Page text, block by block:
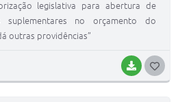
BAIXAR
legislativa para abertura de
suplementares no orçamento do
outras providências”